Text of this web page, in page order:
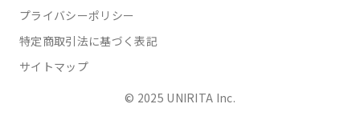
プライバシーポリシー
特定商取引法に基づく表記
サイトマップ
© 2025 UNIRITA Inc.